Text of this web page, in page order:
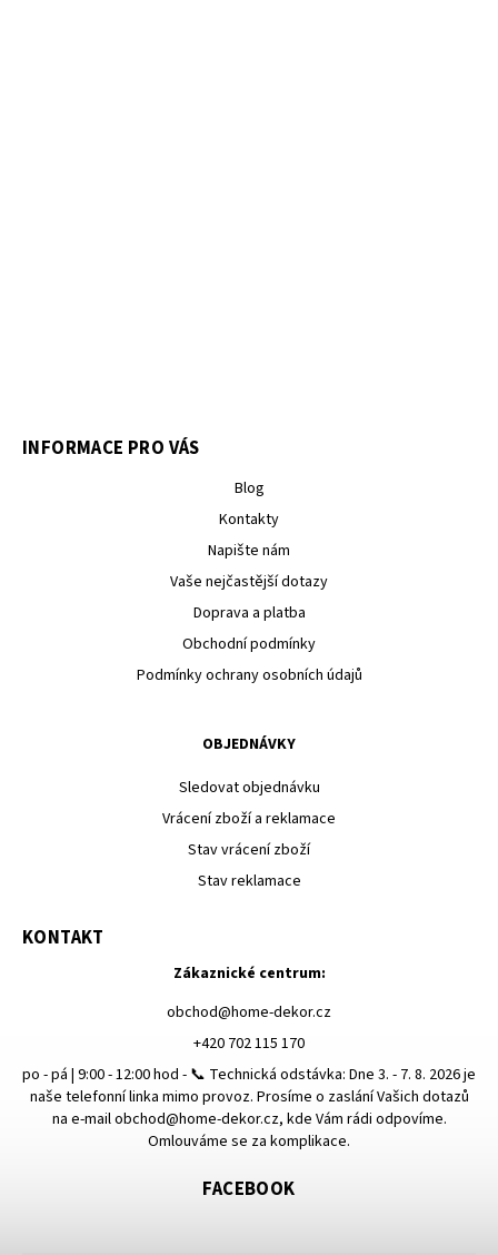
INFORMACE PRO VÁS
Blog
Kontakty
Napište nám
Vaše nejčastější dotazy
Doprava a platba
Obchodní podmínky
Podmínky ochrany osobních údajů
OBJEDNÁVKY
Sledovat objednávku
Vrácení zboží a reklamace
Stav vrácení zboží
Stav reklamace
KONTAKT
Zákaznické centrum:
obchod@home-dekor.cz
+420 702 115 170
po - pá | 9:00 - 12:00 hod - 📞 Technická odstávka: Dne 3. - 7. 8. 2026 je
naše telefonní linka mimo provoz. Prosíme o zaslání Vašich dotazů
na e-mail obchod@home-dekor.cz, kde Vám rádi odpovíme.
Omlouváme se za komplikace.
FACEBOOK